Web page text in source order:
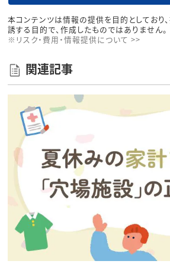
本コンテンツは情報の提供を目的としており
誘する目的で、作成したものではありません。
※リスク・費用・情報提供について >>
関連記事